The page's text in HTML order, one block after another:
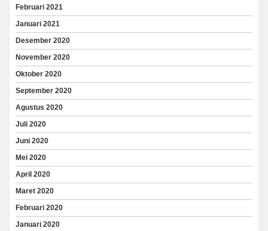
Februari 2021
Januari 2021
Desember 2020
November 2020
Oktober 2020
September 2020
Agustus 2020
Juli 2020
Juni 2020
Mei 2020
April 2020
Maret 2020
Februari 2020
Januari 2020